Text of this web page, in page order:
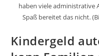
haben viele administrative
Spaß bereitet das nicht.
Kindergeld